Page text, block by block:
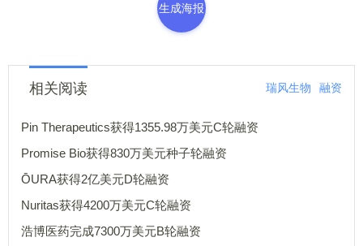
生成海报
相关阅读 瑞风生物 融资
Pin Therapeutics获得1355.98万美元C轮融资
Promise Bio获得830万美元种子轮融资
ŌURA获得2亿美元D轮融资
Nuritas获得4200万美元C轮融资
浩博医药完成7300万美元B轮融资